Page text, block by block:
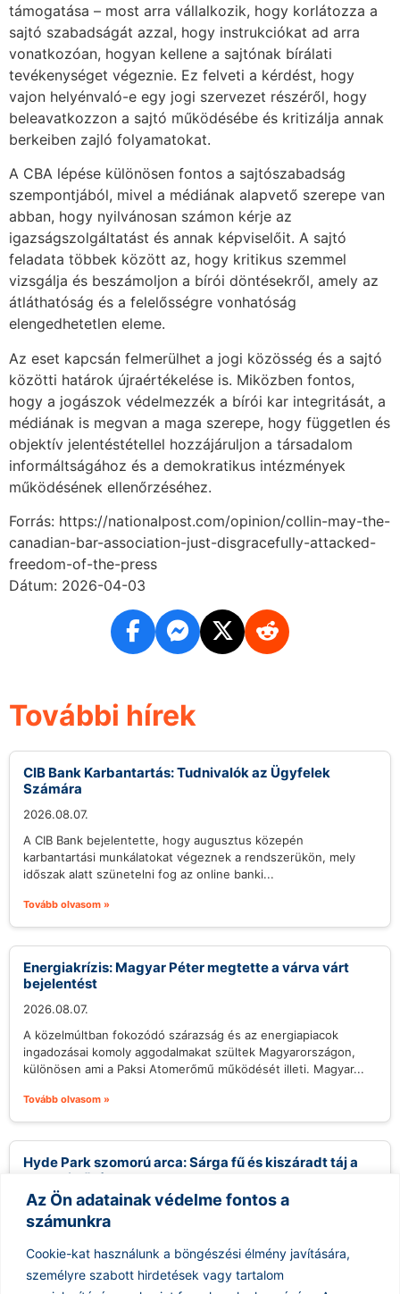
Az Ön adatainak védelme fontos a
számunkra
Cookie-kat használunk a böngészési élmény javítására,
személyre szabott hirdetések vagy tartalom
támogatása – most arra vállalkozik, hogy korlátozza a
sajtó szabadságát azzal, hogy instrukciókat ad arra
vonatkozóan, hogyan kellene a sajtónak bírálati
tevékenységet végeznie. Ez felveti a kérdést, hogy
vajon helyénvaló-e egy jogi szervezet részéről, hogy
beleavatkozzon a sajtó működésébe és kritizálja annak
berkeiben zajló folyamatokat.
A CBA lépése különösen fontos a sajtószabadság
szempontjából, mivel a médiának alapvető szerepe van
abban, hogy nyilvánosan számon kérje az
igazságszolgáltatást és annak képviselőit. A sajtó
feladata többek között az, hogy kritikus szemmel
vizsgálja és beszámoljon a bírói döntésekről, amely az
átláthatóság és a felelősségre vonhatóság
elengedhetetlen eleme.
Az eset kapcsán felmerülhet a jogi közösség és a sajtó
közötti határok újraértékelése is. Miközben fontos,
hogy a jogászok védelmezzék a bírói kar integritását, a
médiának is megvan a maga szerepe, hogy független és
objektív jelentéstétellel hozzájáruljon a társadalom
informáltságához és a demokratikus intézmények
működésének ellenőrzéséhez.
Forrás: https://nationalpost.com/opinion/collin-may-the-
canadian-bar-association-just-disgracefully-attacked-
freedom-of-the-press
Dátum: 2026-04-03
További hírek
CIB Bank Karbantartás: Tudnivalók az Ügyfelek
Számára
2026.08.07.
A CIB Bank bejelentette, hogy augusztus közepén
karbantartási munkálatokat végeznek a rendszerükön, mely
időszak alatt szünetelni fog az online banki...
Tovább olvasom »
Energiakrízis: Magyar Péter megtette a várva várt
bejelentést
2026.08.07.
A közelmúltban fokozódó szárazság és az energiapiacok
ingadozásai komoly aggodalmakat szültek Magyarországon,
különösen ami a Paksi Atomerőmű működését illeti. Magyar...
Tovább olvasom »
Hyde Park szomorú arca: Sárga fű és kiszáradt táj a
londoni hőség alatt
2026.08.07.
Az utóbbi hetek extrém hőhullámai nemcsak az ember, hanem
a természet számára is kemény próbatételt jelentenek
Londonban, ahol a hőség...